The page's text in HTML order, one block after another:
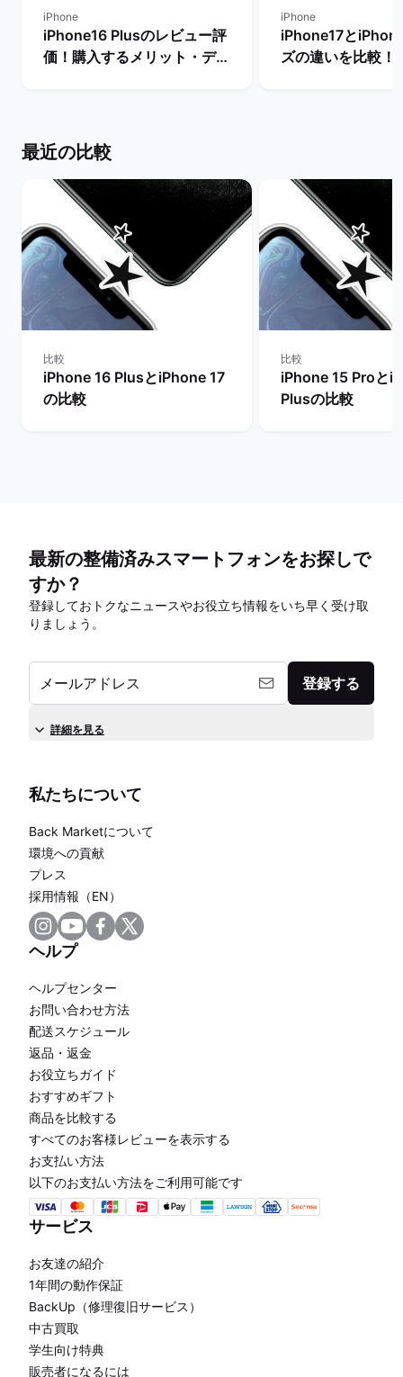
iPhone
iPhone16 Plusのレビュー評
価！購入するメリット・デメ
iPhone
iPhone17と
ズの違いを比較！
最近の比較
比較
iPhone 16 PlusとiPhone 17
の比較
比較
iPhone 15 Proと
Plusの比較
最新の整備済みスマートフォンをお探しで
すか？
登録しておトクなニュースやお役立ち情報をいち早く受け取
りましょう。
メールアドレス 登録する
詳細を見る
私たちについて
Back Marketについて
環境への貢献
プレス
採用情報（EN）
ヘルプ
ヘルプセンター
お問い合わせ方法
配送スケジュール
返品・返金
お役立ちガイド
おすすめギフト
商品を比較する
すべてのお客様レビューを表示する
お支払い方法
以下のお支払い方法をご利用可能です
サービス
お友達の紹介
1年間の動作保証
BackUp（修理復旧サービス）
中古買取
学生向け特典
販売者になるには